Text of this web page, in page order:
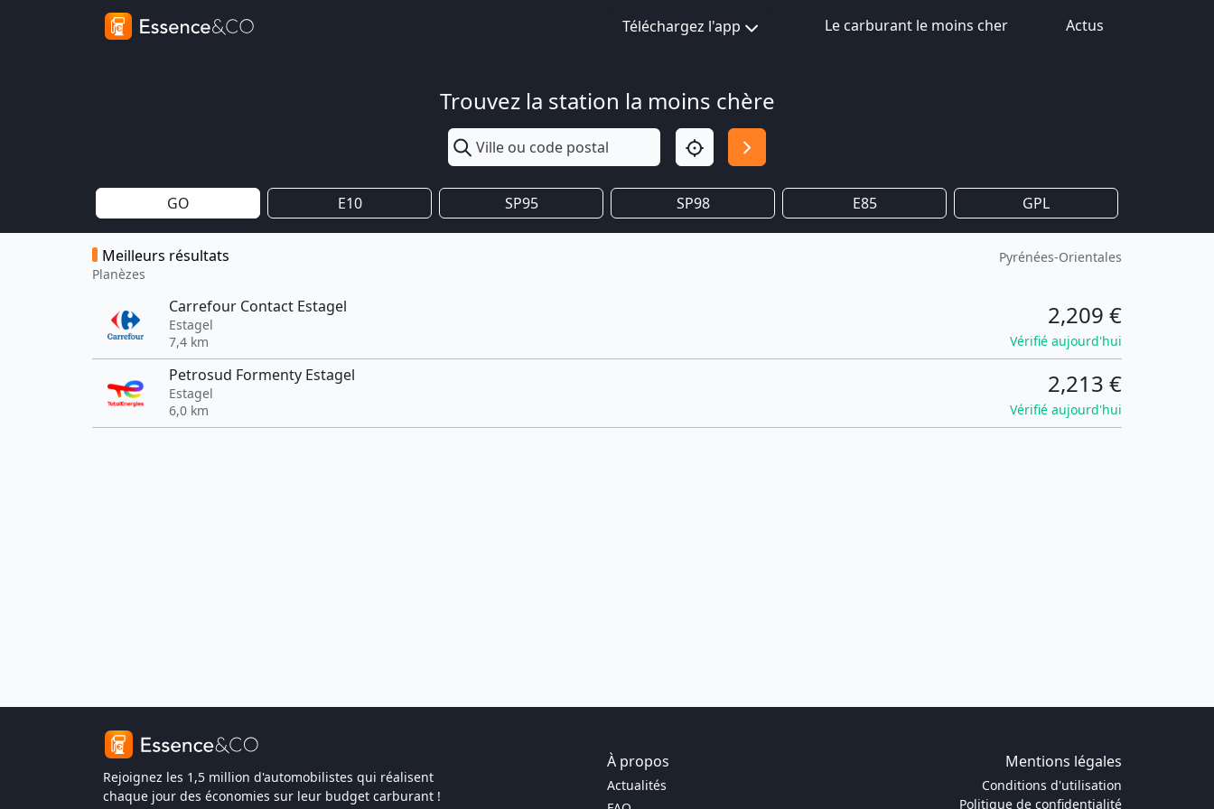
Téléchargez l'app Le carburant le moins cher Actus
Trouvez la station la moins chère
GO E10 SP95 SP98 E85 GPL
Meilleurs résultats
Planèzes
Pyrénées-Orientales
Carrefour Contact Estagel
Estagel
7,4 km
2,209 €
Vérifié aujourd'hui
Petrosud Formenty Estagel
Estagel
6,0 km
2,213 €
Vérifié aujourd'hui
Rejoignez les 1,5 million d'automobilistes qui réalisent
chaque jour des économies sur leur budget carburant !
À propos Mentions légales
Actualités
Conditions d'utilisation
Politique de confidentialité